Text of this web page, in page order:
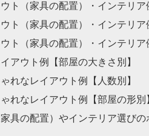
ト（家具の配置）・インテリア
ト（家具の配置）・インテリア
ト（家具の配置）・インテリア
アウト例【部屋の大きさ別】
れなレイアウト例【人数別】
れなレイアウト例
【部屋の形別
具の配置）やインテリア選び